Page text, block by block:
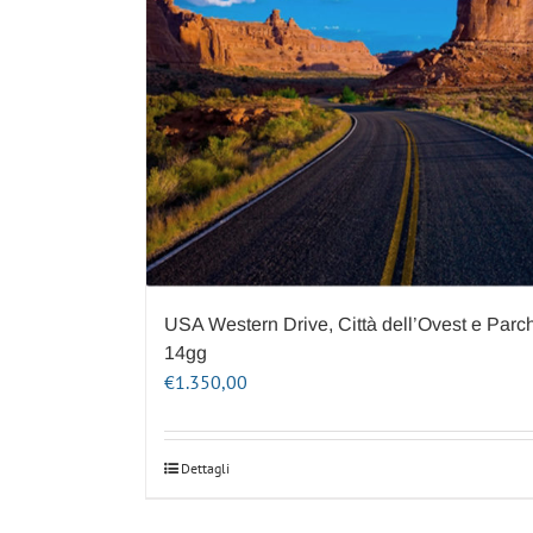
USA Western Drive, Città dell’Ovest e
14gg
€1.350,00
Dettagli